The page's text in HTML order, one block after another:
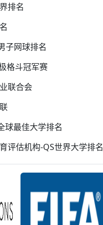
排名
子网球排名
格斗冠军赛
联合会
球最佳大学排名
评估机构-QS世界大学排名